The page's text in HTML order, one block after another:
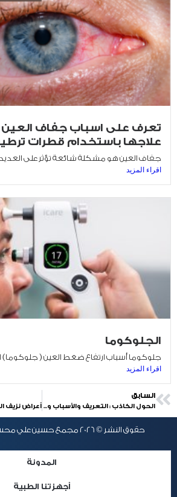
تعرف على اسباب جفاف
علاجها باستخدام قطرات
جفاف العين هو مشكلة شائعة تؤثر على
اقراء المزيد
الجلوكوما
جلوكوما أسباب ارتفاع ضغط العين (
اقراء المزيد
السابق
الحول الكاذب : التعريف والأسباب والعلاج
حقوق النشر © 2026 مجمع حسين علي محسن السقاف الطبي
المدونة
أجهزتنا الطبية